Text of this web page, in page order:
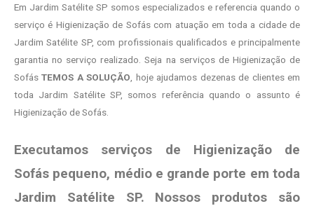
Em Jardim Satélite SP somos especializados e referencia quando o
serviço é Higienização de Sofás com atuação em toda a cidade de
Jardim Satélite SP, com profissionais qualificados e principalmente
garantia no serviço realizado. Seja na serviços de Higienização de
SofásTEMOS A SOLUÇÃO , hoje ajudamos dezenas de clientes em
toda Jardim Satélite SP, somos referência quando o assunto é
Higienização de Sofás.
Executamos serviços de Higienização de
Sofás pequeno, médio e grande porte em toda
Jardim Satélite SP. Nossos produtos são